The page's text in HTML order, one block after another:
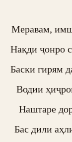
Меравам,
Нақди ҷонро
Баски гирям
Водии
Наштаре
Бас дили